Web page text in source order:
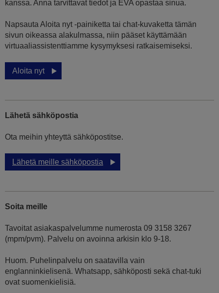
kanssa. Anna tarvittavat tiedot ja EVA opastaa sinua.
Napsauta Aloita nyt -painiketta tai chat-kuvaketta tämän
sivun oikeassa alakulmassa, niin pääset käyttämään
virtuaaliassistenttiamme kysymyksesi ratkaisemiseksi.
Aloita nyt
Lähetä sähköpostia
Ota meihin yhteyttä sähköpostitse.
Lähetä meille sähköpostia
Soita meille
Tavoitat asiakaspalvelumme numerosta 09 3158 3267
(mpm/pvm). Palvelu on avoinna arkisin klo 9-18.
Huom. Puhelinpalvelu on saatavilla vain
englanninkielisenä. Whatsapp, sähköposti sekä chat-tuki
ovat suomenkielisiä.